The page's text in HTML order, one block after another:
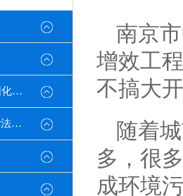
管道非开挖CIPP热固化修复
管道非开挖螺旋缠绕法修复
南京
增效工
不搞大
随着
多，很
成环境